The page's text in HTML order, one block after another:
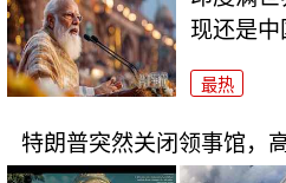
现还是中
最热
特朗普突然关闭领事馆，